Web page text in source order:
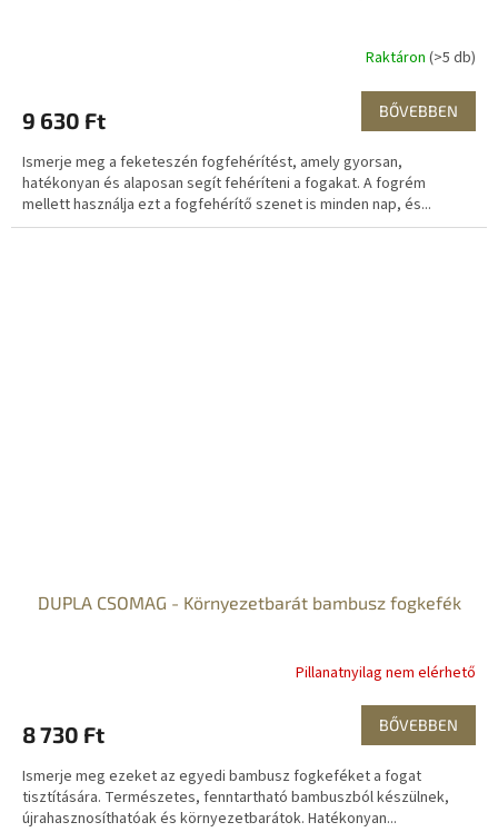
Raktáron (>5 db)
9 630 Ft BŐVEBBEN
Ismerje meg a feketeszén fogfehérítést, amely gyorsan,
hatékonyan és alaposan segít fehéríteni a fogakat. A fogrém
mellett használja ezt a fogfehérítő szenet is minden nap, és...
DUPLA CSOMAG - Környezetbarát bambusz fogkefék
Pillanatnyilag nem elérhető
8 730 Ft BŐVEBBEN
Ismerje meg ezeket az egyedi bambusz fogkeféket a fogat
tisztítására. Természetes, fenntartható bambuszból készülnek,
újrahasznosíthatóak és környezetbarátok. Hatékonyan...